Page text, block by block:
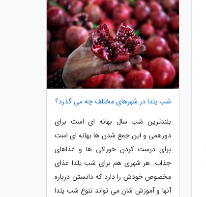
شب یلدا در شهرهای مختلف چه می گذرد؟
بلندترین شب سال بهانه ای است برای
دورهمی و این جمع شدن ها بهانه ای است
برای درست کردن خوراکی ها و غذاهای
جذاب. هر شهری هم برای شب یلدا غذای
مخصوص خودش را دارد که دانستن درباره
آنها و آموزش شان می تواند تنوع شب یلدا